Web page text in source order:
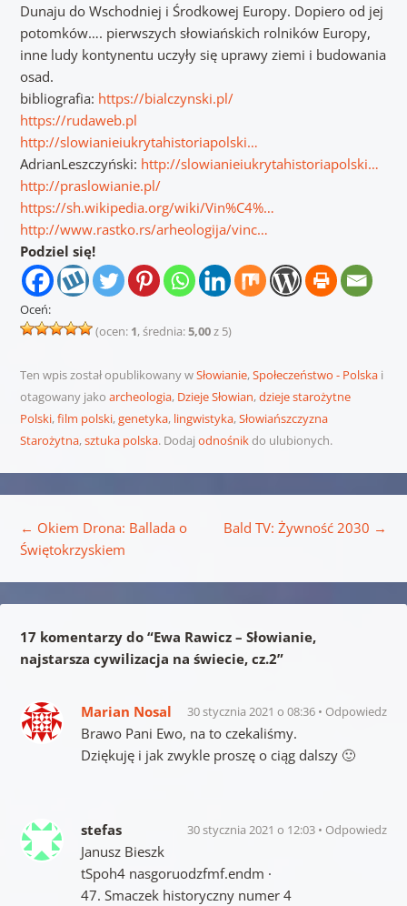
Dunaju do Wschodniej i Środkowej Europy. Dopiero od jej
potomków…. pierwszych słowiańskich rolników Europy,
inne ludy kontynentu uczyły się uprawy ziemi i budowania
osad.
bibliografia: https://bialczynski.pl/
https://rudaweb.pl
http://slowianieiukrytahistoriapolski…
AdrianLeszczyński: http://slowianieiukrytahistoriapolski…
http://praslowianie.pl/
https://sh.wikipedia.org/wiki/Vin%C4%…
http://www.rastko.rs/arheologija/vinc…
Podziel się!
Oceń:
(ocen: 1, średnia:5,00z 5)
Ten wpis został opublikowany wSłowianie,Społeczeństwo - Polskai
otagowany jako archeologia, Dzieje Słowian,dzieje starożytne
Polski,film polski,genetyka, lingwistyka,Słowiańszczyzna
Starożytna,sztuka polska. Dodaj odnośnikdo ulubionych.
← Okiem Drona: Ballada o
Świętokrzyskiem
Bald TV: Żywność 2030 →
17 komentarzy do “Ewa Rawicz – Słowianie,
najstarsza cywilizacja na świecie, cz.2”
Marian Nosal 30 stycznia 2021 o 08:36 Odpowiedz
Brawo Pani Ewo, na to czekaliśmy.
Dziękuję i jak zwykle proszę o ciąg dalszy 🙂
stefas 30 stycznia 2021 o 12:03 Odpowiedz
Janusz Bieszk
tSpoh4 nasgoruodzfmf.endm ·
47. Smaczek historyczny numer 4